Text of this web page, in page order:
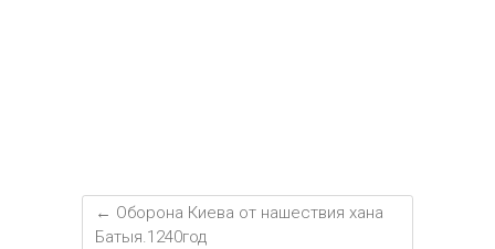
← Оборона Киева от нашествия хана
Батыя.1240год